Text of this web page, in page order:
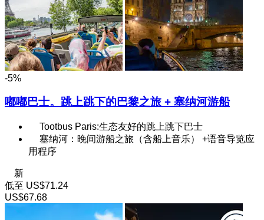
-5%
嘟嘟巴士。跳上跳下的巴黎之旅 + 塞纳河游船
Tootbus Paris:生态友好的跳上跳下巴士
塞纳河：晚间游船之旅（含船上音乐） +语音导览应
用程序
新
低至 US$71.24
US$67.68